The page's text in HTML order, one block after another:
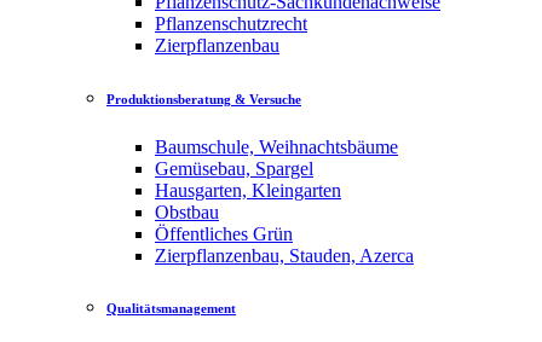
Pflanzenschutzrecht
Zierpflanzenbau
Produktionsberatung & Versuche
Baumschule, Weihnachtsbäume
Gemüsebau, Spargel
Hausgarten, Kleingarten
Obstbau
Öffentliches Grün
Zierpflanzenbau, Stauden, Azerca
Qualitätsmanagement